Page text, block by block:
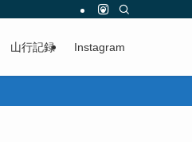
山行記録 Instagram